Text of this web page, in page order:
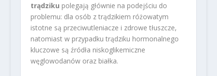
trądziku polegają głównie na podejściu do
problemu: dla osób z trądzikiem różowatym
istotne są przeciwutleniacze i zdrowe tłuszcze,
natomiast w przypadku trądziku hormonalnego
kluczowe są źródła niskoglikemiczne
węglowodanów oraz białka.